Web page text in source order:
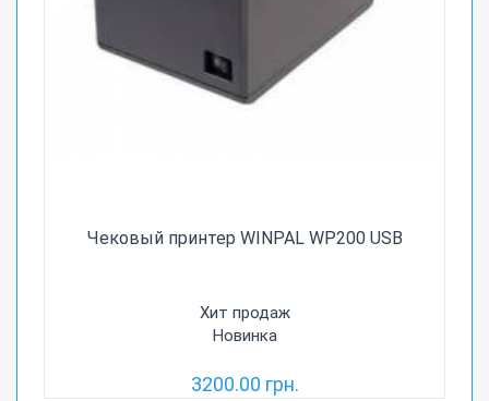
Чековый принтер WINPAL WP200 USB
Хит продаж
Новинка
3200.00 грн.